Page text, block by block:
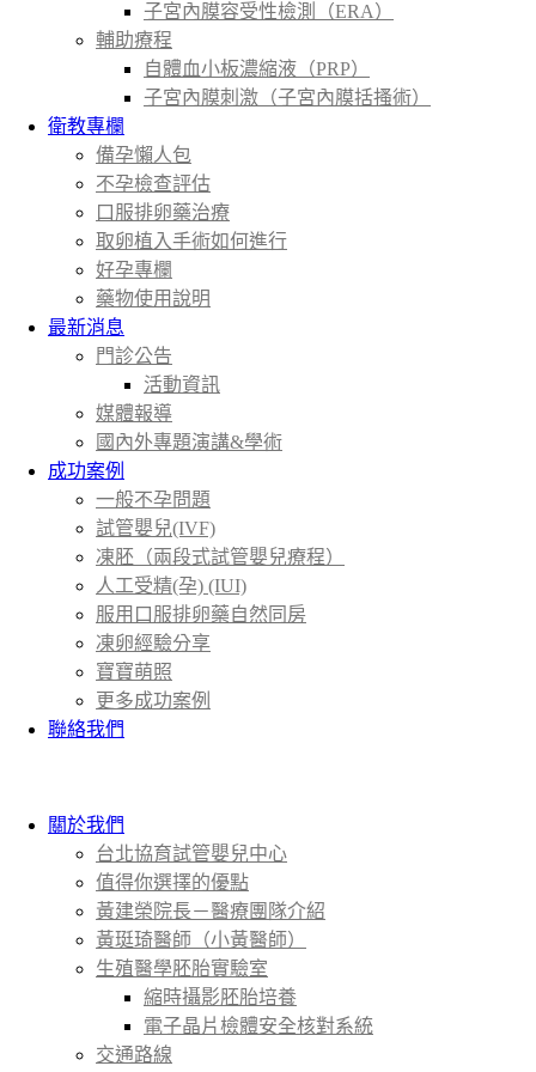
子宮內膜容受性檢測（ERA）
輔助療程
自體血小板濃縮液（PRP）
子宮內膜刺激（子宮內膜括搔術）
衛教專欄
備孕懶人包
不孕檢查評估
口服排卵藥治療
取卵植入手術如何進行
好孕專欄
藥物使用說明
最新消息
門診公告
活動資訊
媒體報導
國內外專題演講&學術
成功案例
一般不孕問題
試管嬰兒(IVF)
凍胚（兩段式試管嬰兒療程）
人工受精(孕) (IUI)
服用口服排卵藥自然同房
凍卵經驗分享
寶寶萌照
更多成功案例
聯絡我們
關於我們
台北協育試管嬰兒中心
值得你選擇的優點
黃建榮院長－醫療團隊介紹
黃珽琦醫師（小黃醫師）
生殖醫學胚胎實驗室
縮時攝影胚胎培養
電子晶片檢體安全核對系統
交通路線